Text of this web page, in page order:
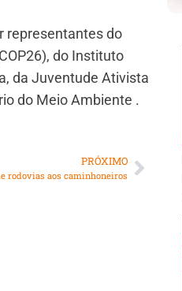
representantes do
do Instituto
da Juventude Ativista
do Meio Ambiente .
PRÓXIMO
rodovias aos caminhoneiros